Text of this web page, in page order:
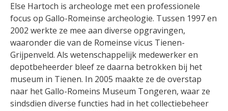
Else Hartoch is archeologe met een professionele
focus op Gallo-Romeinse archeologie. Tussen 1997 en
2002 werkte ze mee aan diverse opgravingen,
waaronder die van de Romeinse vicus Tienen-
Grijpenveld. Als wetenschappelijk medewerker en
depotbeheerder bleef ze daarna betrokken bij het
museum in Tienen. In 2005 maakte ze de overstap
naar het Gallo-Romeins Museum Tongeren, waar ze
sindsdien diverse functies had in het collectiebeheer